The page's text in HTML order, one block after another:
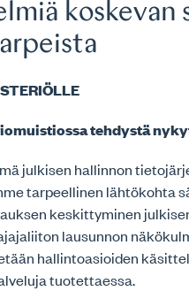
koskevan
tehdystä
julkisen hallinnon
tarpeellinen lähtökohta
keskittyminen
lausunnon
hallintoasioiden
tuotettaessa.